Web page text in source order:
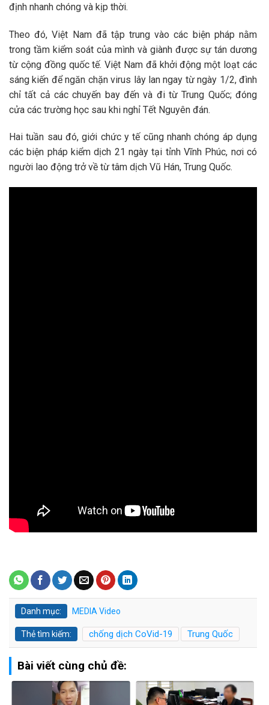
định nhanh chóng và kịp thời.
Theo đó, Việt Nam đã tập trung vào các biện pháp nằm
trong tầm kiểm soát của mình và giành được sự tán dương
từ cộng đồng quốc tế. Việt Nam đã khởi động một loạt các
sáng kiến để ngăn chặn virus lây lan ngay từ ngày 1/2, đình
chỉ tất cả các chuyến bay đến và đi từ Trung Quốc; đóng
cửa các trường học sau khi nghỉ Tết Nguyên đán.
Hai tuần sau đó, giới chức y tế cũng nhanh chóng áp dụng
các biện pháp kiểm dịch 21 ngày tại tỉnh Vĩnh Phúc, nơi có
người lao động trở về từ tâm dịch Vũ Hán, Trung Quốc.
Danh mục: MEDIA Video
Thẻ tìm kiếm: chống dịch CoVid-19 Trung Quốc
Bài viết cùng chủ đề: